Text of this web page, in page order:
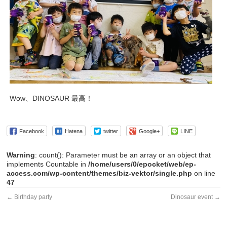
Wow、DINOSAUR 最高！
Facebook Hatena twitter Google+ LINE
Warning: count(): Parameter must be an array or an object that
implements Countable in/home/users/0/epocket/web/ep-
access.com/wp-content/themes/biz-vektor/single.php on line
47
← Birthday party Dinosaur event →